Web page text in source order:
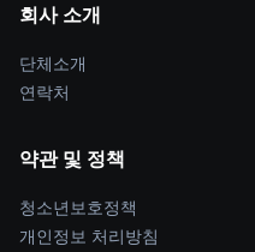
회사 소개
단체소개
연락처
약관 및 정책
청소년보호정책
개인정보 처리방침